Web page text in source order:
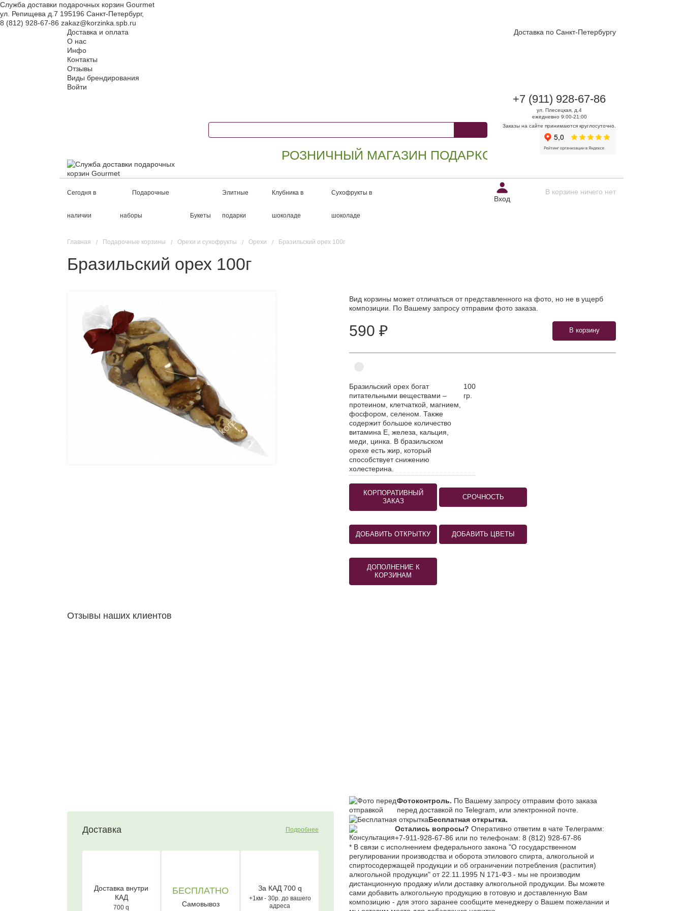
Служба доставки подарочных корзин Gourmet
ул. Репищева д.7 195196 Санкт-Петербург,
8 (812) 928-67-86 zakaz@korzinka.spb.ru
Доставка и оплата
О нас
Инфо
Контакты
Отзывы
Виды брендирования
Войти
Доставка по Санкт-Петербургу
РОЗНИЧНЫЙ МАГАЗИН ПОДАРКОВ И ЦВЕТОВ - УЛ.ПЛЕСЕЦКАЯ Д.4
+7 (911) 928-67-86
ул. Плесецкая, д.4
ежедневно 9:00-21:00
Заказы на сайте принимаются круглосуточно.
Сегодня в
наличии
Подарочные
наборы Букеты
Элитные
подарки
Клубника в
шоколаде
Сухофрукты в
шоколаде
Вход
В корзине ничего нет
Главная Подарочные корзины Орехи и сухофрукты Орехи Бразильский орех 100г
Бразильский орех 100г
Вид корзины может отличаться от представленного на фото, но не в ущерб
композиции. По Вашему запросу отправим фото заказа.
590 ₽
Бразильский орех богат
питательными веществами –
протеином, клетчаткой, магнием,
фосфором, селеном. Также
содержит большое количество
витамина Е, железа, кальция,
меди, цинка. В бразильском
орехе есть жир, который
способствует снижению
холестерина.
100
гр.
КОРПОРАТИВНЫЙ
ЗАКАЗ
СРОЧНОСТЬ
ДОБАВИТЬ ОТКРЫТКУ ДОБАВИТЬ ЦВЕТЫ
ДОПОЛНЕНИЕ К
КОРЗИНАМ
Отзывы наших клиентов
Доставка Подробнее
Доставка внутри
КАД
700 q
БЕСПЛАТНО
Самовывоз
За КАД 700 q
+1км - 30р. до вашего
адреса
Фотоконтроль. По Вашему запросу отправим фото заказа
перед доставкой по Telegram, или электронной почте.
Бесплатная открытка.
Остались вопросы? Оперативно ответим в чате Телеграмм:
+7-911-928-67-86 или по телефонам: 8 (812) 928-67-86
* В связи с исполнением федерального закона "О государственном
регулировании производства и оборота этилового спирта, алкогольной и
спиртосодержащей продукции и об ограничении потребления (распития)
алкогольной продукции" от 22.11.1995 N 171-ФЗ - мы не производим
дистанционную продажу и/или доставку алкогольной продукции. Вы можете
сами добавить алкогольную продукцию в готовую и доставленную Вам
композицию - для этого заранее сообщите менеджеру о Вашем пожелании и